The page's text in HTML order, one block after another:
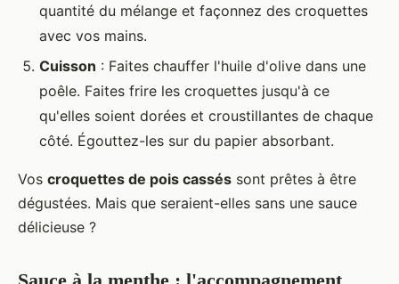
quantité du mélange et façonnez des croquettes
avec vos mains.
Cuisson : Faites chauffer l'huile d'olive dans une
poêle. Faites frire les croquettes jusqu'à ce
qu'elles soient dorées et croustillantes de chaque
côté. Égouttez-les sur du papier absorbant.
Vos croquettes de pois cassés sont prêtes à être
dégustées. Mais que seraient-elles sans une sauce
délicieuse ?